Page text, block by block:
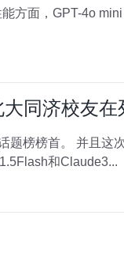
方面，GPT-4o
同济校友在
题榜榜首。 并且这
和Claude3...